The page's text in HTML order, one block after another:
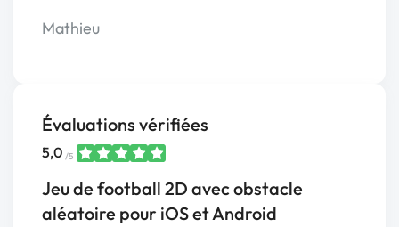
Mathieu
Évaluations vérifiées
5,0 /5
Jeu de football 2D avec obstacle
aléatoire pour iOS et Android